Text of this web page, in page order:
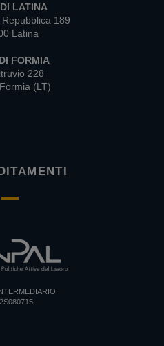
LATINA
189
Latina
FORMIA
228
(LT)